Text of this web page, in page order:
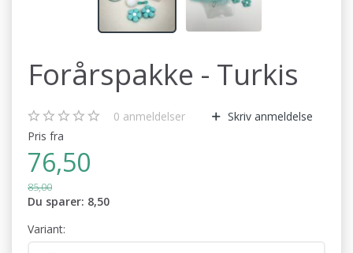
Forårspakke - Turkis
0 anmeldelser
Skriv anmeldelse
Pris fra
76,50
85,00
Du sparer: 8,50
Variant: